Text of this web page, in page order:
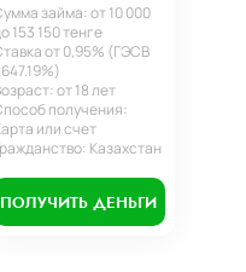
займа: от 10 000
153 150 тенге
от 0,95% (ГЭСВ
от 18 лет
получения:
или счет
Казахстан
ПОЛУЧИТЬ ДЕНЬГИ